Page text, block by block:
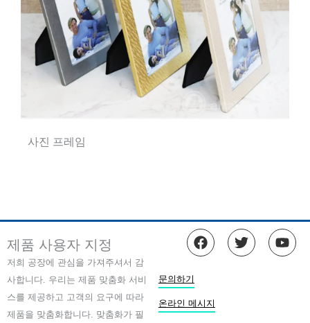
사진 프레임
제품 사용자 지정
저희 공장에 관심을 가져주셔서 감
사합니다. 우리는 제품 맞춤화 서비
스를 제공하고 고객의 요구에 따라
제품을 맞춤화합니다. 맞춤화가 필
F
a
o
트
위
유
튜
문의하기
온라인 메시지